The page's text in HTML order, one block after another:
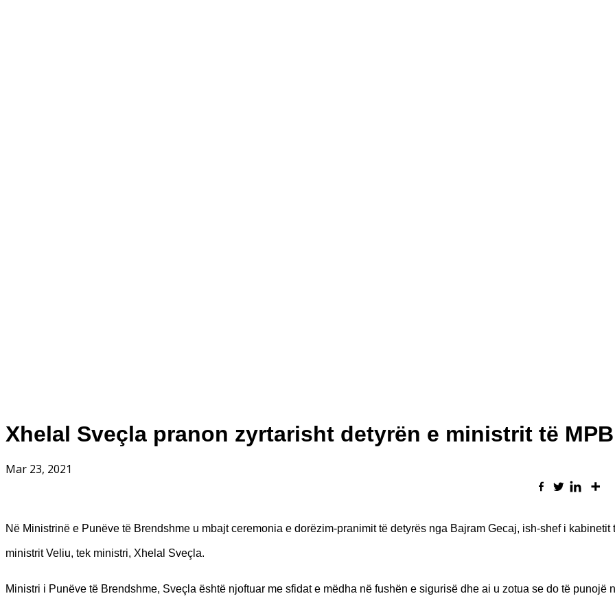
Xhelal Sveçla pranon zyrtarisht detyrën e ministrit të MPB
Mar 23, 2021
Në Ministrinë e Punëve të Brendshme u mbajt ceremonia e dorëzim-pranimit të detyrës nga Bajram Gecaj, ish-shef i kabinetit
ministrit Veliu, tek ministri, Xhelal Sveçla.
Ministri i Punëve të Brendshme, Sveçla është njoftuar me sfidat e mëdha në fushën e sigurisë dhe ai u zotua se do të punojë